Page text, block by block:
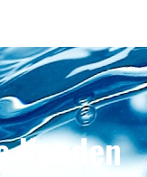
Kunden